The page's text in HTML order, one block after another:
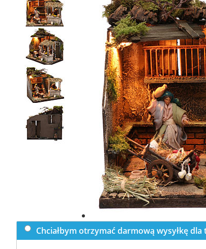
Chciałbym otrzymać darmową wysyłkę dla